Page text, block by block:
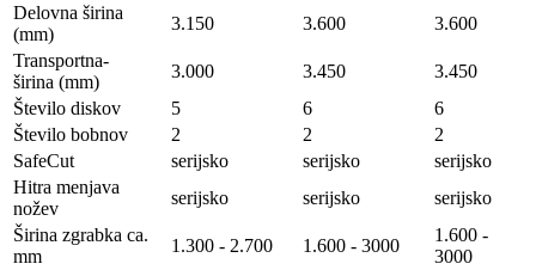
Delovna širina
(mm)
3.150 3.600
3.600
Transportna-
širina (mm)
3.000 3.450
3.450
Število diskov
5 6
6
Število bobnov
2 2
2
SafeCut
serijsko serijsko
serijsko
Hitra menjava
nožev
serijsko serijsko
serijsko
Širina zgrabka ca.
mm
1.300 - 2.700 1.600 - 3000
1.600 -
3000